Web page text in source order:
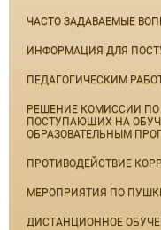
ЧАСТО ЗАДАВАЕМЫЕ
ИНФОРМАЦИЯ ДЛЯ
ПЕДАГОГИЧЕСКИМ
РЕШЕНИЕ КОМИССИИ
ПОСТУПАЮЩИХ НА
ОБРАЗОВАТЕЛЬНЫМ
ПРОТИВОДЕЙСТВИЕ
МЕРОПРИЯТИЯ ПО
ДИСТАНЦИОННОЕ